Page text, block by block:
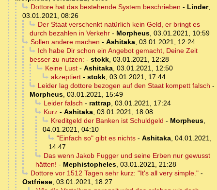
Dottore hat das bestehende System beschrieben - Linder,
03.01.2021, 08:26
Der Staat verschenkt natürlich kein Geld, er bringt es
durch bezahlen in Verkehr - Morpheus, 03.01.2021, 10:59
Sollen andere machen - Ashitaka, 03.01.2021, 12:24
Ich habe Dir schon ein Angebot gemacht, Deine Zeit
besser zu nutzen: - stokk, 03.01.2021, 12:28
Keine Lust- Ashitaka, 03.01.2021, 12:50
akzeptiert- stokk, 03.01.2021, 17:44
Leider lag dottore bezogen auf den Staat kompett falsch -
Morpheus, 03.01.2021, 15:49
Leider falsch - rattrap, 03.01.2021, 17:24
Kurz- Ashitaka, 03.01.2021, 18:08
Kreditgeld der Banken ist Schuldgeld - Morpheus,
04.01.2021, 04:10
"Einfach so" gibt es nichts- Ashitaka, 04.01.2021,
14:47
Das wenn Jakob Fugger und seine Erben nur gewusst
hätten! - Mephistopheles, 03.01.2021, 21:28
Dottore vor 1512 Tagen sehr kurz: "It's all very simple."-
Ostfriese, 03.01.2021, 18:27